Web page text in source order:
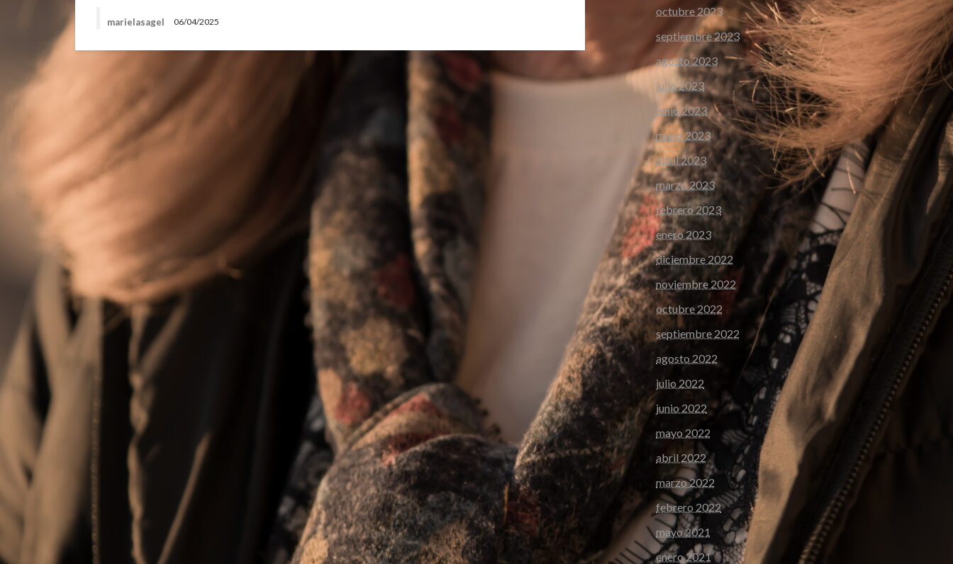
marielasagel 06/04/2025
octubre 2023
septiembre 2023
agosto 2023
julio 2023
junio 2023
mayo 2023
abril 2023
marzo 2023
febrero 2023
enero 2023
diciembre 2022
noviembre 2022
octubre 2022
septiembre 2022
agosto 2022
julio 2022
junio 2022
mayo 2022
abril 2022
marzo 2022
febrero 2022
mayo 2021
enero 2021